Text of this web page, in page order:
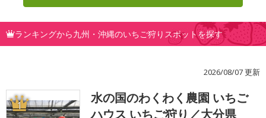
ランキングから九州・沖縄のいちご狩りスポットを探す
2026/08/07 更新
1
水の国のわくわく農園 いちご
ハウス いちご狩り／大分県